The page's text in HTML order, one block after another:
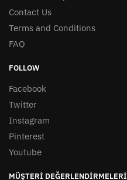
Contact Us
Terms and Conditions
FAQ
FOLLOW
Facebook
Twitter
Instagram
Pinterest
Youtube
MÜŞTERI DEĞERLENDIRMELERI